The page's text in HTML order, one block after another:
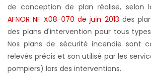
de conception de plan réalise, selon
AFNOR NF X08-070 de juin 2013 des
des plans d'intervention pour tous
Nos plans de sécurité incendie sont
relevés précis et son utilisé par les
pompiers) lors des interventions.